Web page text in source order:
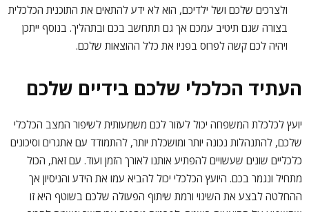
ולצרכים שלכם ושל ילדיכם, הוא לא ידע להתאים את התוכנית הכלכלית
בצורה שגם תיטיב עמכם אך גם תתחשב בכם ובתהליך. בנוסף ייתכן
ויהיה לכם קשה לפרוס בפניו את כלל ההוצאות שלכם.
העתיד הכלכלי שלכם בידיים שלכם
יועץ לכלכלת המשפחה יכול לעזור לכם משמעותית לשיפור המצב הכלכלי
שלכם, להתנהלות נכונה יותר ומושכלת יותר, להתמודד עם אתגרים וסיכונים
כלכליים שונים שעשויים להפתיע אותנו לאורך הזמן ועוד. עם זאת, הכול
מתחיל ונגמר בכם. היועץ הכלכלי יכול להביא עמו את הידע והניסיון אך
ההחלטה לבצע את השינוי ורמת שיתוף הפעולה שלכם בשוטף היא זו